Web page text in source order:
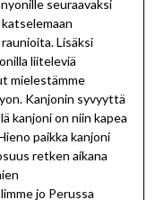
seuraavaksi
Lisäksi
liiteleviä
mielestämme
Kanjonin syvyyttä
kanjoni on niin kapea
paikka kanjoni
retken aikana
jo Perussa